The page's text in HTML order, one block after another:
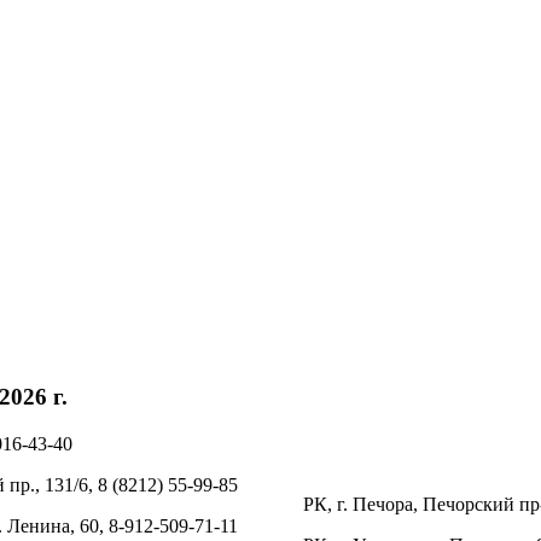
г.
43-40
РК, г. Печора, Печорский
131/6, 8 (8212) 55-99-85
Ленина, 60, 8-912-509-71-11